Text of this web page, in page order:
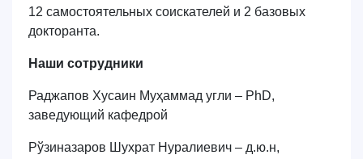
12 самостоятельных соискателей и 2 базовых
докторанта.
Наши сотрудники
Раджапов Хусаин Муҳаммад угли – PhD,
заведующий кафедрой
Рўзиназаров Шухрат Нуралиевич – д.ю.н,